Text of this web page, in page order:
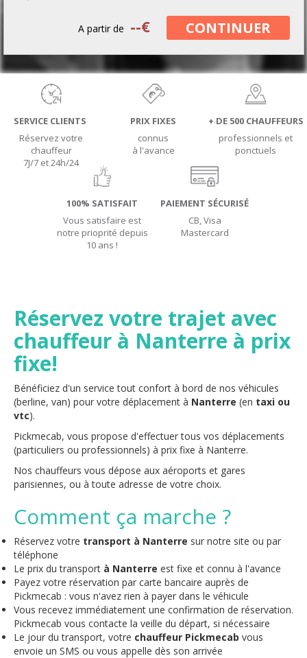
A partir de --€ CONTINUER
SERVICE CLIENTS
Réservez votre
chauffeur
7J/7 et 24h/24
PRIX FIXES
connus
à l'avance
+ DE 500 CHAUFFEURS
professionnels et
ponctuels
100% SATISFAIT
Vous satisfaire est
notre prioprité depuis
10 ans !
PAIEMENT SÉCURISÉ
CB, Visa
Mastercard
Réservez votre trajet avec
chauffeur à Nanterre à prix
fixe!
Bénéficiez d'un service tout confort à bord de nos véhicules
(berline, van) pour votre déplacement à Nanterre (en taxi ou
vtc).
Pickmecab, vous propose d'effectuer tous vos déplacements
(particuliers ou professionnels) à prix fixe à Nanterre.
Nos chauffeurs vous dépose aux aéroports et gares
parisiennes, ou à toute adresse de votre choix.
Comment ça marche ?
Réservez votre transport à Nanterre sur notre site ou par
téléphone
Le prix du transport à Nanterre est fixe et connu à l'avance
Payez votre réservation par carte bancaire auprès de
Pickmecab : vous n'avez rien à payer dans le véhicule
Vous recevez immédiatement une confirmation de réservation.
Pickmecab vous contacte la veille du départ, si nécessaire
Le jour du transport, votre chauffeur Pickmecab vous
envoie un SMS ou vous appelle dès son arrivée